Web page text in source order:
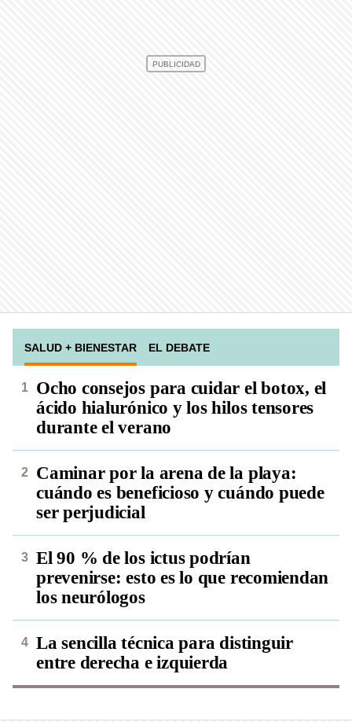
SALUD + BIENESTAR EL DEBATE
Ocho consejos para cuidar el botox, el
ácido hialurónico y los hilos tensores
durante el verano
Caminar por la arena de la playa:
cuándo es beneficioso y cuándo puede
ser perjudicial
El 90 % de los ictus podrían
prevenirse: esto es lo que recomiendan
los neurólogos
La sencilla técnica para distinguir
entre derecha e izquierda